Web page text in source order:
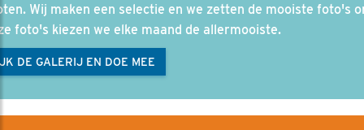
Wij maken een selectie en we zetten de mooiste foto's
foto's kiezen we elke maand de allermooiste.
DE GALERIJ EN DOE MEE